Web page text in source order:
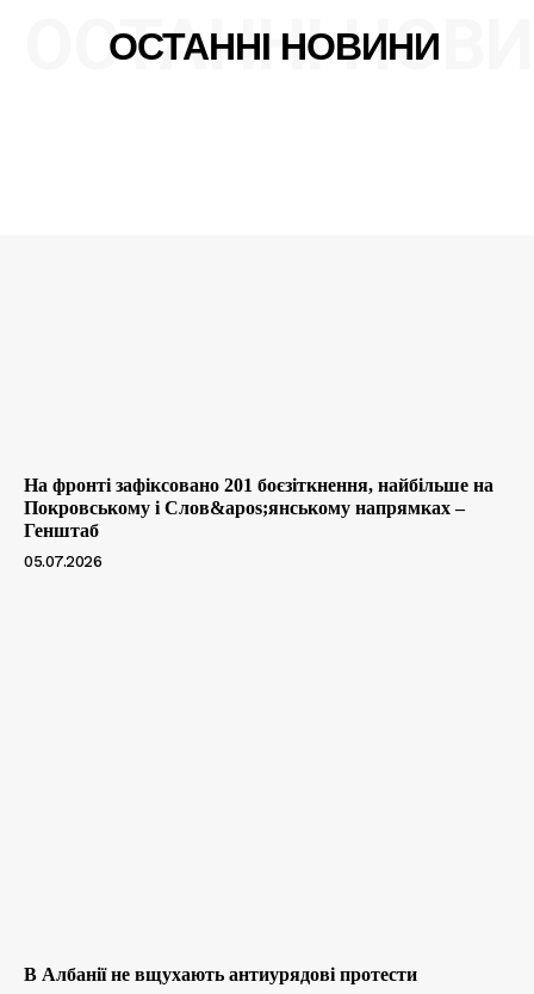
ОСТАННІ НОВИНИ
ОСТАННІ
На фронті зафіксовано 201 боєзіткнення, найбільше на
Покровському і Слов&apos;янському напрямках –
Генштаб
05.07.2026
В Албанії не вщухають антиурядові протести